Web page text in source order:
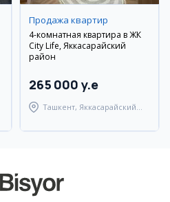
Продажа квартир
4-комнатная квартира в ЖК
City Life, Яккасарайский
район
265 000 y.e
Ташкент, Яккасарайский